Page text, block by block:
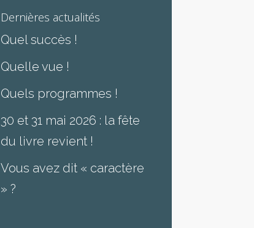
Dernières actualités
Quel succès !
Quelle vue !
Quels programmes !
30 et 31 mai 2026 : la fête
du livre revient !
Vous avez dit « caractère
» ?